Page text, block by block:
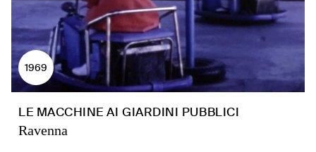
1969
LE MACCHINE AI GIARDINI PUBBLICI
Ravenna